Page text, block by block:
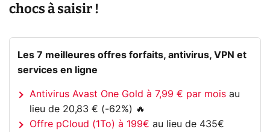
chocs à saisir !
Les 7 meilleures offres forfaits, antivirus, VPN et
services en ligne
Antivirus Avast One Gold à 7,99 € par mois au
lieu de 20,83 € (-62%) 🔥
Offre pCloud (1To) à 199€au lieu de 435€